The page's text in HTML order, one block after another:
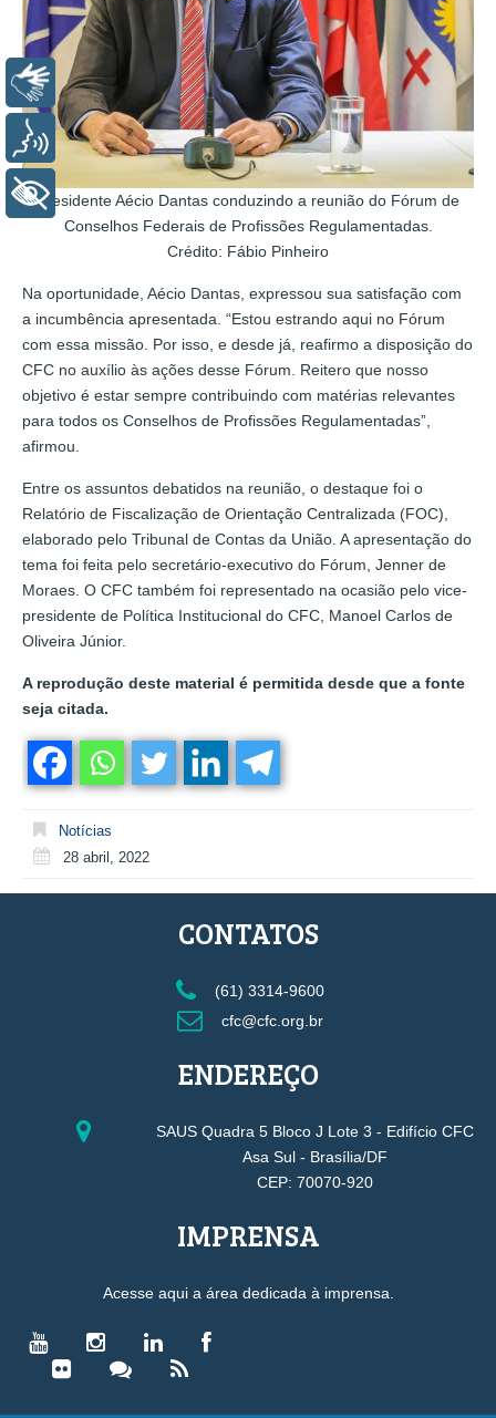
Presidente Aécio Dantas conduzindo a reunião do Fórum de
Conselhos Federais de Profissões Regulamentadas.
Crédito: Fábio Pinheiro
Na oportunidade, Aécio Dantas, expressou sua satisfação com
a incumbência apresentada. “Estou estrando aqui no Fórum
com essa missão. Por isso, e desde já, reafirmo a disposição do
CFC no auxílio às ações desse Fórum. Reitero que nosso
objetivo é estar sempre contribuindo com matérias relevantes
para todos os Conselhos de Profissões Regulamentadas”,
afirmou.
Entre os assuntos debatidos na reunião, o destaque foi o
Relatório de Fiscalização de Orientação Centralizada (FOC),
elaborado pelo Tribunal de Contas da União. A apresentação do
tema foi feita pelo secretário-executivo do Fórum, Jenner de
Moraes. O CFC também foi representado na ocasião pelo vice-
presidente de Política Institucional do CFC, Manoel Carlos de
Oliveira Júnior.
A reprodução deste material é permitida desde que a fonte
seja citada.
Notícias
28 abril, 2022
CONTATOS
(61) 3314-9600
cfc@cfc.org.br
ENDEREÇO
SAUS Quadra 5 Bloco J Lote 3 - Edifício CFC
Asa Sul - Brasília/DF
CEP: 70070-920
IMPRENSA
Acesse aqui a área dedicada à imprensa.
Libras
Voz
+ Acessibilidade